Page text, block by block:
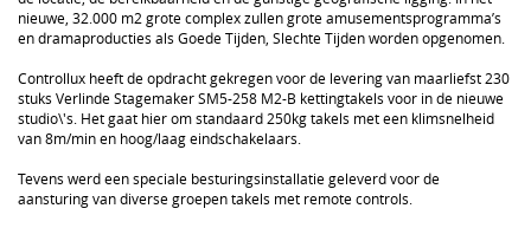
nieuwe, 32.000 m2 grote complex zullen grote amusementsprogramma’s
en dramaproducties als Goede Tijden, Slechte Tijden worden opgenomen.
Controllux heeft de opdracht gekregen voor de levering van maarliefst 230
stuks Verlinde Stagemaker SM5-258 M2-B kettingtakels voor in de nieuwe
studio\'s. Het gaat hier om standaard 250kg takels met een klimsnelheid
van 8m/min en hoog/laag eindschakelaars.
Tevens werd een speciale besturingsinstallatie geleverd voor de
aansturing van diverse groepen takels met remote controls.